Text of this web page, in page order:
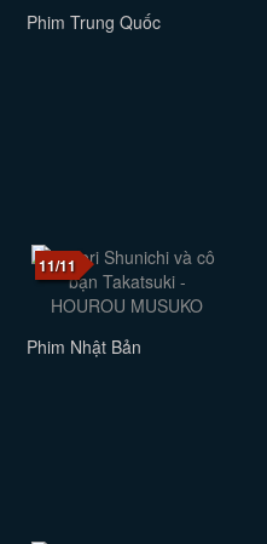
Phim Trung Quốc
11/11
Phim Nhật Bản